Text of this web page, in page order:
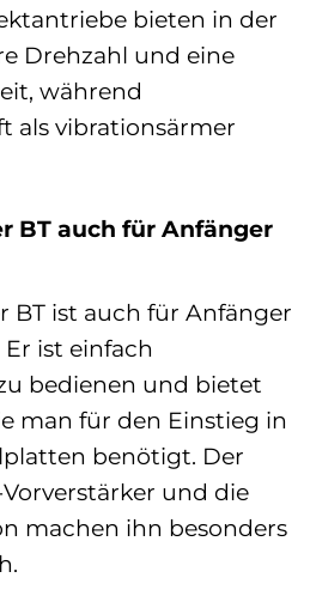
bieten in der
Drehzahl und eine
während
als vibrationsärmer
BT auch für Anfänger
BT ist auch für Anfänger
ist einfach
bedienen und bietet
man für den Einstieg in
benötigt. Der
und die
machen ihn besonders